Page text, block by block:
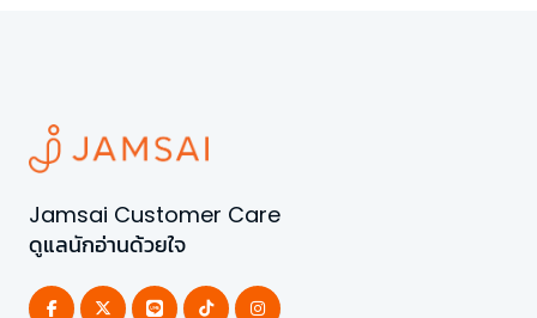
Jamsai Customer Care
ดูแลนักอ่านด้วยใจ